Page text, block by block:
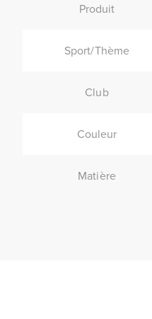
Produit
Sport/Thème
Club
Couleur
Matière